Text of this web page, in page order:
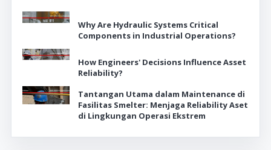
Why Are Hydraulic Systems Critical
Components in Industrial Operations?
How Engineers' Decisions Influence Asset
Reliability?
Tantangan Utama dalam Maintenance di
Fasilitas Smelter: Menjaga Reliability Aset
di Lingkungan Operasi Ekstrem